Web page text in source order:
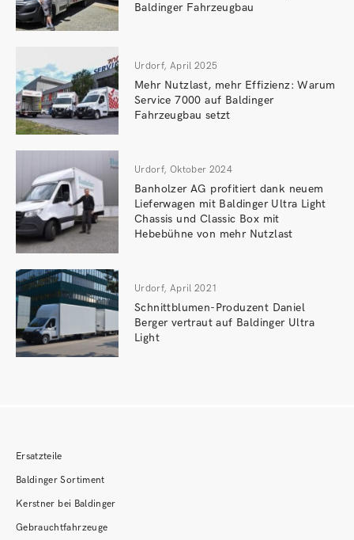
Baldinger Fahrzeugbau
Urdorf, April 2025
Mehr Nutzlast, mehr Effizienz: Warum
Service 7000 auf Baldinger
Fahrzeugbau setzt
Urdorf, Oktober 2024
Banholzer AG profitiert dank neuem
Lieferwagen mit Baldinger Ultra Light
Chassis und Classic Box mit
Hebebühne von mehr Nutzlast
Urdorf, April 2021
Schnittblumen-Produzent Daniel
Berger vertraut auf Baldinger Ultra
Light
Ersatzteile
Baldinger Sortiment
Kerstner bei Baldinger
Gebrauchtfahrzeuge